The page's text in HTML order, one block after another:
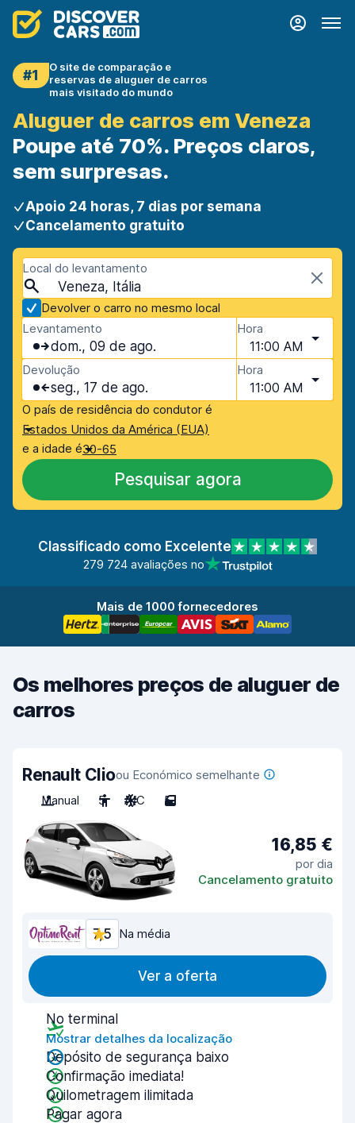
#1
O site de comparação e
reservas de aluguer de carros
mais visitado do mundo
Aluguer de carros em Veneza
Poupe até 70%. Preços claros,
sem surpresas.
Apoio 24 horas, 7 dias por semana
Cancelamento gratuito
Local do levantamento
Veneza, Itália
Devolver o carro no mesmo local
Levantamento
dom., 09 de ago.
Hora
11:00 AM
Devolução
seg., 17 de ago.
Hora
11:00 AM
O país de residência do condutor é
Estados Unidos da América (EUA)
e a idade é30-65
Pesquisar agora
Classificado como Excelente
279 724 avaliações no
Mais de 1000 fornecedores
Os melhores preços de aluguer de
carros
Renault Clioou Económico semelhante
Manual
5 A/C 5
16,85 €
por dia
Cancelamento gratuito
7,5 Na média
Ver a oferta
No terminal
Mostrar detalhes da localização
Depósito de segurança baixo
Confirmação imediata!
Quilometragem ilimitada
Pagar agora